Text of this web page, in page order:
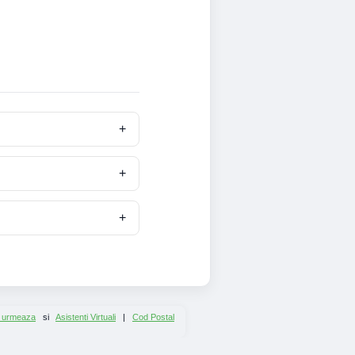
urmeaza si Asistenti Virtuali | Cod Postal